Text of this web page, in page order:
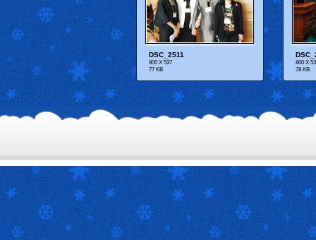
DSC_2511
800 X 537
77 KB
800 X
78 KB